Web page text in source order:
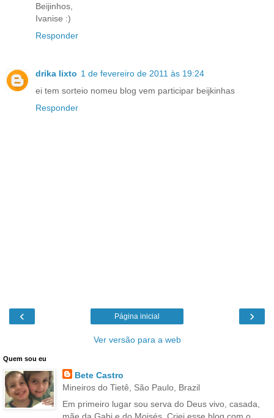
Beijinhos,
Ivanise :)
Responder
drika lixto 1 de fevereiro de 2011 às 19:24
ei tem sorteio nomeu blog vem participar beijkinhas
Responder
‹ ›
Página inicial
Ver versão para a web
Quem sou eu
Bete Castro
Mineiros do Tietê, São Paulo, Brazil
Em primeiro lugar sou serva do Deus vivo, casada,